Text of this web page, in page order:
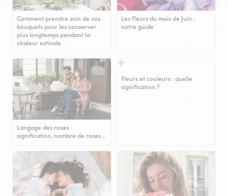
Comment prendre soin de vos
bouquets pour les conserver
plus longtemps pendant la
chaleur estivale
Les fleurs du mois de Juin :
notre guide
Langage des roses :
signification, nombre de roses…
Fleurs et couleurs : quelle
signification ?